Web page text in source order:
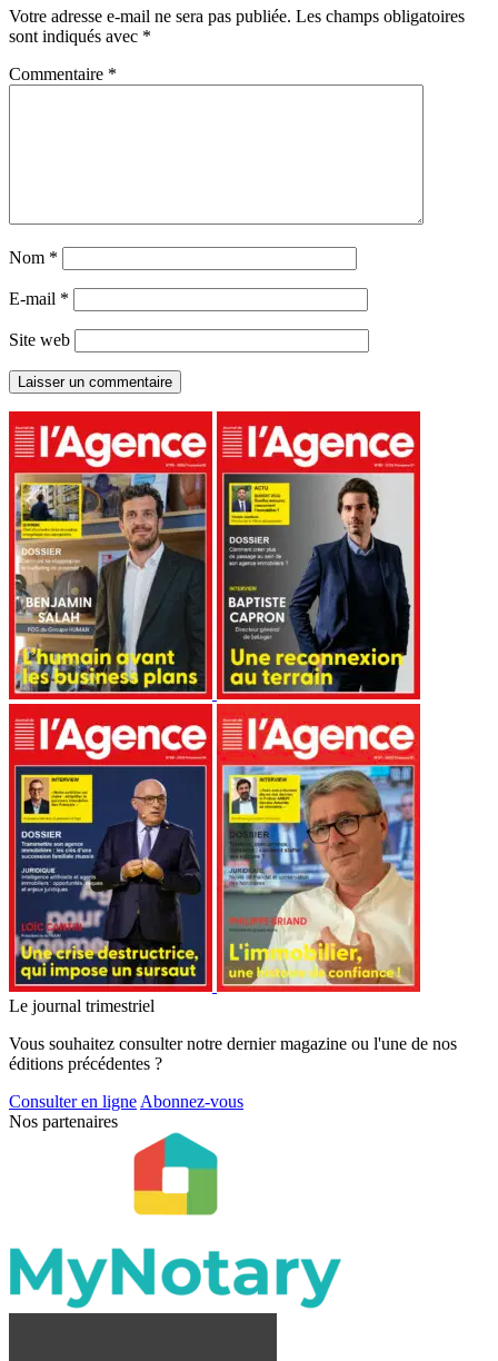
Votre adresse e-mail ne sera pas publiée. Les champs obligatoires
sont indiqués avec *
Commentaire *
Nom *
E-mail *
Site web
Le journal trimestriel
Vous souhaitez consulter notre dernier magazine ou l'une de nos
éditions précédentes ?
Consulter en ligne Abonnez-vous
Nos partenaires